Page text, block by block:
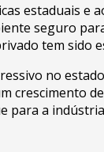
estaduais e
seguro
tem sido
no
crescimento
a